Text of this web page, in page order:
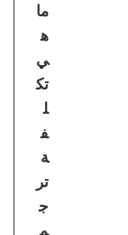
ما
ه
ي
تك
ل
ف
ة
تر
ج
م